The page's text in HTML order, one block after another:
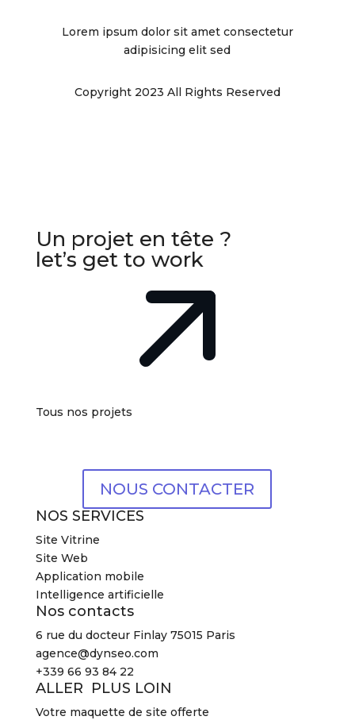
Lorem ipsum dolor sit amet consectetur
adipisicing elit sed
Copyright 2023 All Rights Reserved
Un projet en tête ?
let’s get to work
Tous nos projets
NOUS CONTACTER
NOS SERVICES
Site Vitrine
Site Web
Application mobile
Intelligence artificielle
Nos contacts
6 rue du docteur Finlay 75015 Paris
agence@dynseo.com
+339 66 93 84 22
ALLER PLUS LOIN
Votre maquette de site offerte